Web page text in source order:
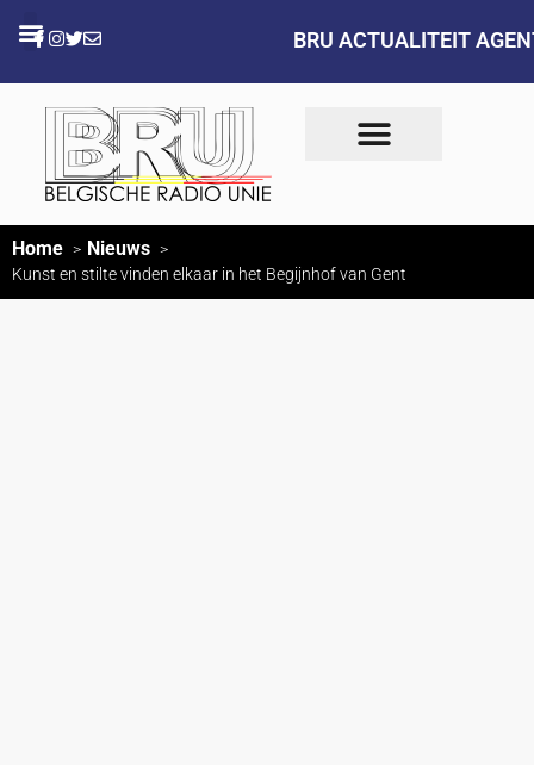
BRU ACTUALITEIT
Home Nieuws
Kunst en stilte vinden elkaar in het Begijnhof van Gent